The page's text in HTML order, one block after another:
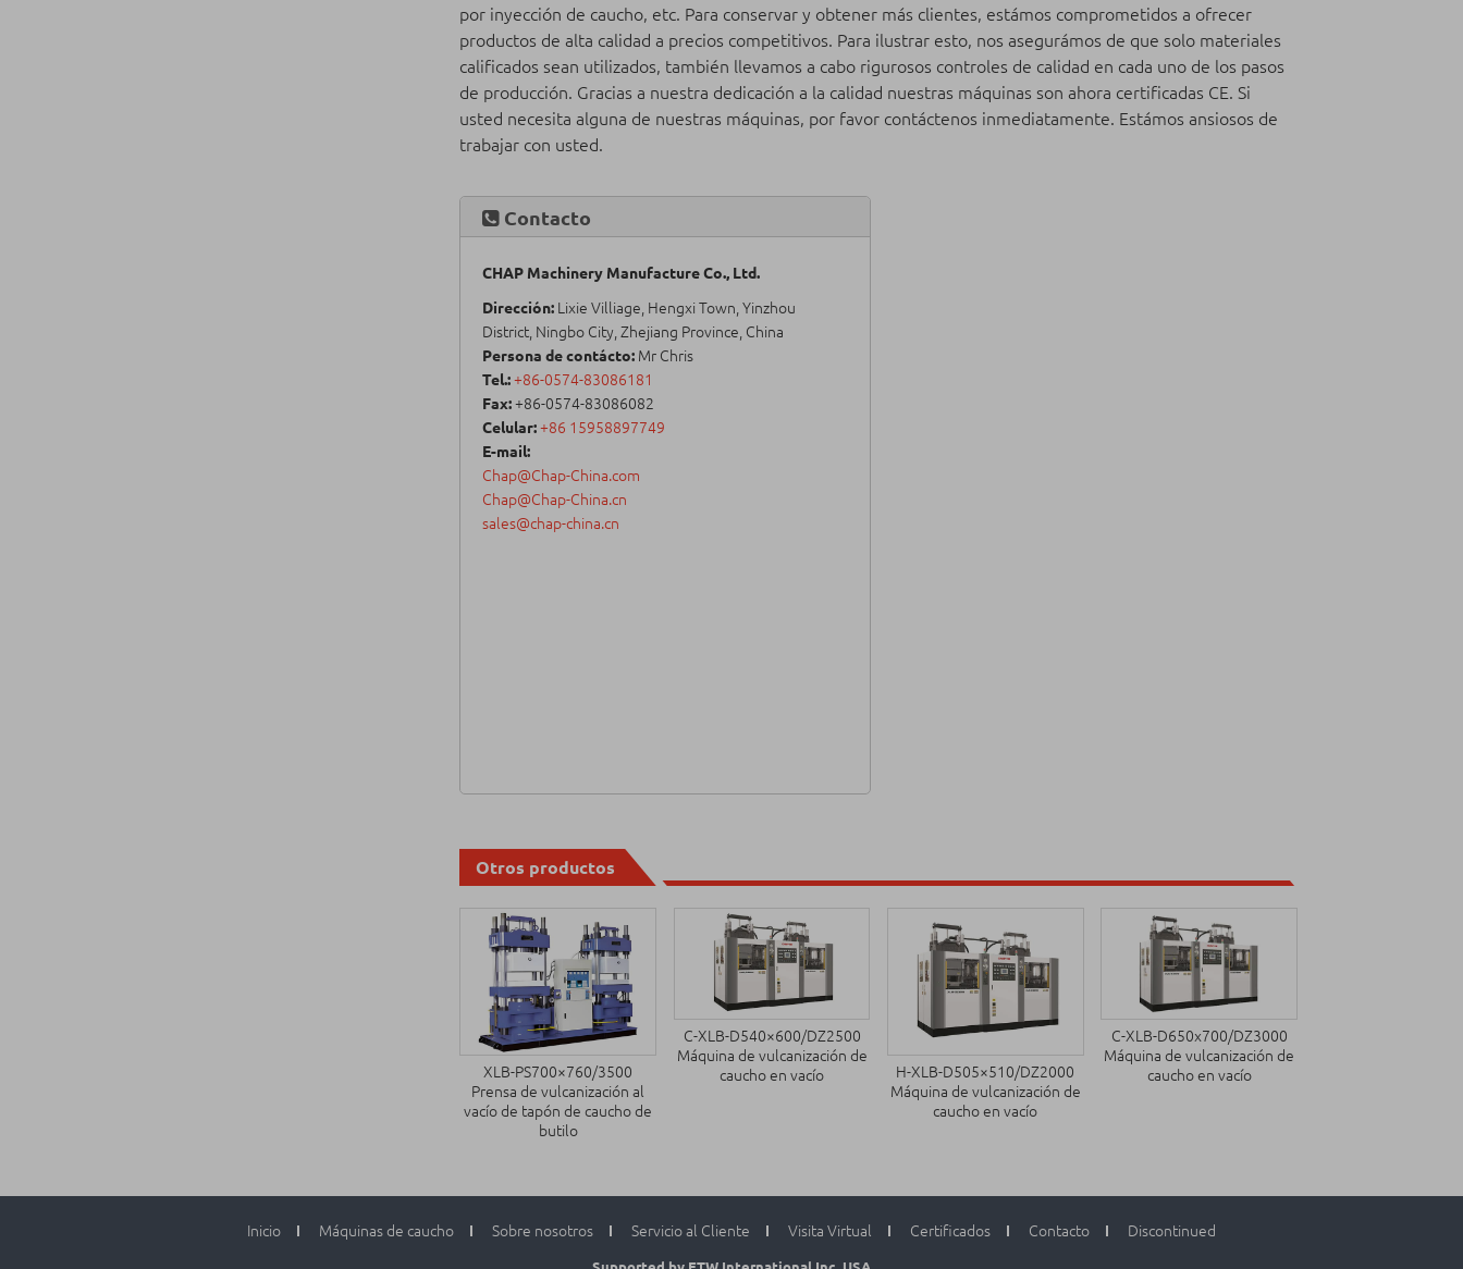
por inyección de caucho, etc. Para conservar y obtener más clientes, estámos comprometidos a ofrecer
productos de alta calidad a precios competitivos. Para ilustrar esto, nos asegurámos de que solo materiales
calificados sean utilizados, también llevamos a cabo rigurosos controles de calidad en cada uno de los pasos
de producción. Gracias a nuestra dedicación a la calidad nuestras máquinas son ahora certificadas CE. Si
usted necesita alguna de nuestras máquinas, por favor contáctenos inmediatamente. Estámos ansiosos de
trabajar con usted.
Contacto
CHAP Machinery Manufacture Co., Ltd.
Dirección: Lixie Villiage, Hengxi Town, Yinzhou
District, Ningbo City, Zhejiang Province, China
Persona de contácto: Mr Chris
Tel.: +86-0574-83086181
Fax:+86-0574-83086082
Celular: +86 15958897749
E-mail:
Chap@Chap-China.com
Chap@Chap-China.cn
sales@chap-china.cn
Otros productos
XLB-PS700×760/3500
Prensa de vulcanización al
vacío de tapón de caucho de
butilo
C-XLB-D540×600/DZ2500
Máquina de vulcanización de
caucho en vacío
H-XLB-D505×510/DZ2000
Máquina de vulcanización de
caucho en vacío
C-XLB-D650x700/DZ3000
Máquina de vulcanización de
caucho en vacío
Inicio Máquinas de caucho Sobre nosotros Servicio al Cliente Visita Virtual Certificados Contacto Discontinued